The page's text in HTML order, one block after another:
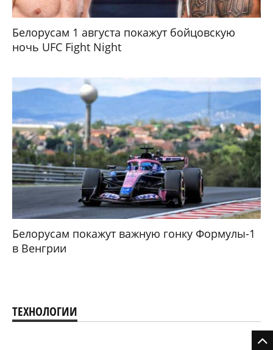
Белорусам 1 августа покажут бойцовскую
ночь UFC Fight Night
Белорусам покажут важную гонку Формулы-1
в Венгрии
ТЕХНОЛОГИИ